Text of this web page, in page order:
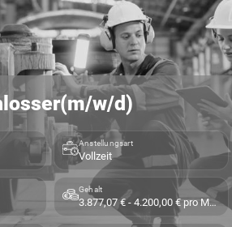
w/d)
Anstellungsart
Vollzeit
Gehalt
3.877,07 € - 4.200,00 € pro Monat